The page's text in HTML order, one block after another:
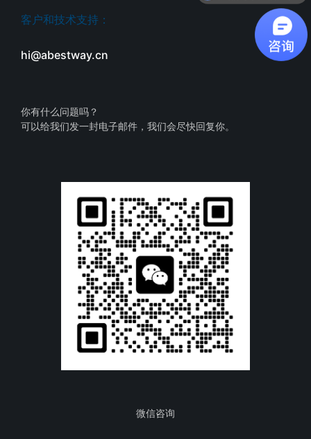
客户和技术支持：
hi@abestway.cn
你有什么问题吗？
可以给我们发一封电子邮件，我们会尽快回复你。
微信咨询